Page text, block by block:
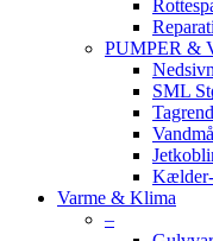
PUMPER &
SML
Varme & Klima
–